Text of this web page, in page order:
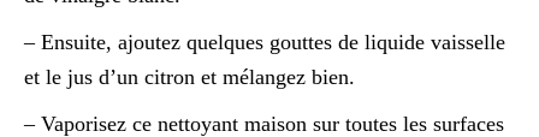
– Ensuite, ajoutez quelques gouttes de liquide vaisselle
et le jus d’un citron et mélangez bien.
– Vaporisez ce nettoyant maison sur toutes les surfaces